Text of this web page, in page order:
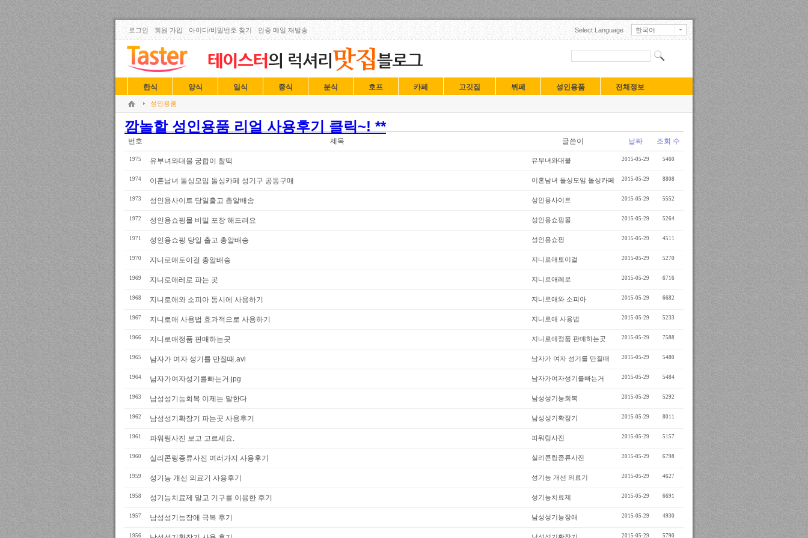
로그인 회원 가입 아이디/비밀번호 찾기 인증 메일 재발송 Select Language
한국어
English
日本語
中文(中国)
Français
Deutsch
Tiếng Việt
한식 양식 일식 중식 분식 호프 카페 고깃집 뷔페 성인용품 전체정보
성인용품
깜놀할 성인용품 리얼 사용후기 클릭~! **
번호 제목 글쓴이 날짜 조회 수
1975 유부녀와대물 궁합이 찰떡 유부녀와대물 2015-05-29 5460
1974 이혼남녀 돌싱모임 돌싱카페 성기구 공동구매 이혼남녀 돌싱모임 돌싱카페 2015-05-29 8808
1973 성인용사이트 당일출고 총알배송 성인용사이트 2015-05-29 5552
1972 성인용쇼핑몰 비밀 포장 해드려요 성인용쇼핑몰 2015-05-29 5264
1971 성인용쇼핑 당일 출고 총알배송 성인용쇼핑 2015-05-29 4511
1970 지니로애토이걸 총알배송 지니로애토이걸 2015-05-29 5270
1969 지니로애레로 파는 곳 지니로애레로 2015-05-29 6716
1968 지니로애와 소피아 동시에 사용하기 지니로애와 소피아 2015-05-29 6682
1967 지니로애 사용법 효과적으로 사용하기 지니로애 사용법 2015-05-29 5233
1966 지니로애정품 판매하는곳 지니로애정품 판매하는곳 2015-05-29 7588
1965 남자가 여자 성기를 만질때.avi 남자가 여자 성기를 만질때 2015-05-29 5480
1964 남자가여자성기를빠는거.jpg 남자가여자성기를빠는거 2015-05-29 5484
1963 남성성기능회복 이제는 말한다 남성성기능회복 2015-05-29 5292
1962 남성성기확장기 파는곳 사용후기 남성성기확장기 2015-05-29 8011
1961 파워링사진 보고 고르세요. 파워링사진 2015-05-29 5157
1960 실리콘링종류사진 여러가지 사용후기 실리콘링종류사진 2015-05-29 6798
1959 성기능 개선 의료기 사용후기 성기능 개선 의료기 2015-05-29 4627
1958 성기능치료제 말고 기구를 이용한 후기 성기능치료제 2015-05-29 6691
1957 남성성기능장애 극복 후기 남성성기능장애 2015-05-29 4930
1956 2015-05-29 5790